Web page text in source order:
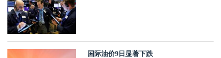
国际油价9日显著下跌